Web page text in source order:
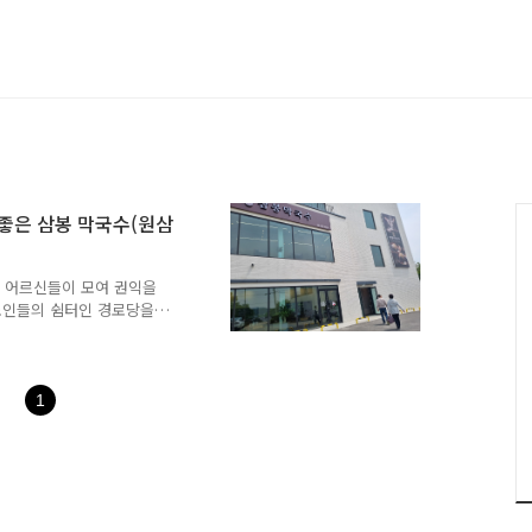
은 삼봉 막국수(원삼
르신들이 모여 권익을
들의 쉼터인 경로당을
마을 꽃길가꾸기나 공
을 안내하고,거동이 불
수마을에 사시는 윤사
지만 저도 노인회에 가입
1